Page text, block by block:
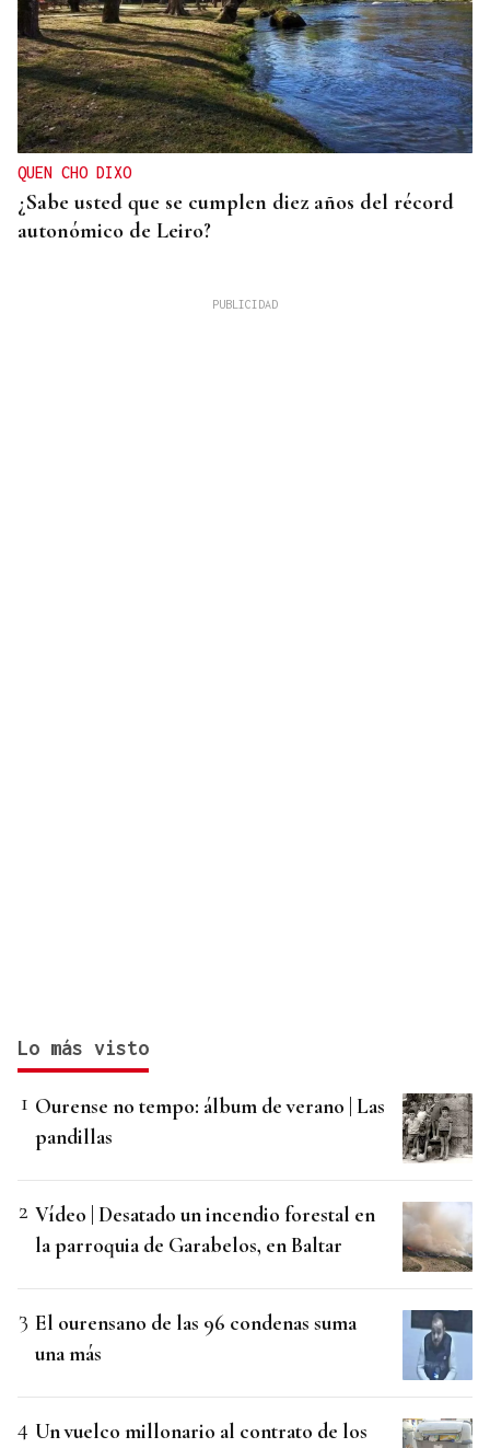
QUEN CHO DIXO
¿Sabe usted que se cumplen diez años del récord
autonómico de Leiro?
Lo más visto
Ourense no tempo: álbum de verano | Las
pandillas
Vídeo | Desatado un incendio forestal en
la parroquia de Garabelos, en Baltar
El ourensano de las 96 condenas suma
una más
Un vuelco millonario al contrato de los